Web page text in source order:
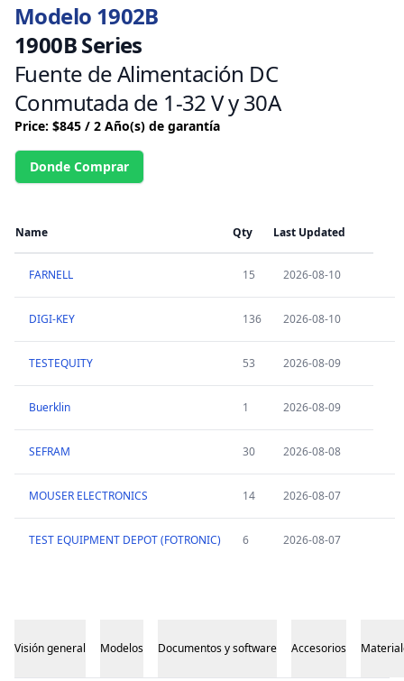
Modelo 1902B
1900B Series
Fuente de Alimentación DC
Conmutada de 1-32 V y 30A
Price: $845 / 2 Año(s) de garantía
Donde Comprar
Name Qty Last Updated
FARNELL 15 2026-08-10
DIGI-KEY 136 2026-08-10
TESTEQUITY 53 2026-08-09
Buerklin 1 2026-08-09
SEFRAM 30 2026-08-08
MOUSER ELECTRONICS 14 2026-08-07
TEST EQUIPMENT DEPOT (FOTRONIC) 6 2026-08-07
Visión general Modelos Documentos y software Accesorios